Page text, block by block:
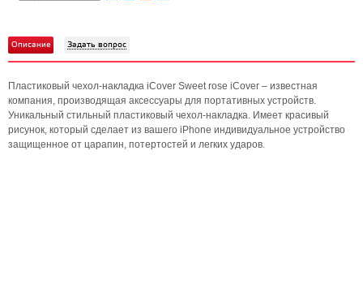
Описание Задать вопрос
Пластиковый чехол-накладка iCover Sweet rose iCover – известная
компания, производящая аксессуары для портативных устройств.
Уникальный стильный пластиковый чехол-накладка. Имеет красивый
рисунок, который сделает из вашего iPhone индивидуальное устройство
защищенное от царапин, потертостей и легких ударов.